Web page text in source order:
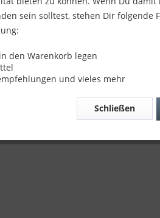
sein solltest, stehen Dir folgende
den Warenkorb legen
und vieles mehr
Schließen